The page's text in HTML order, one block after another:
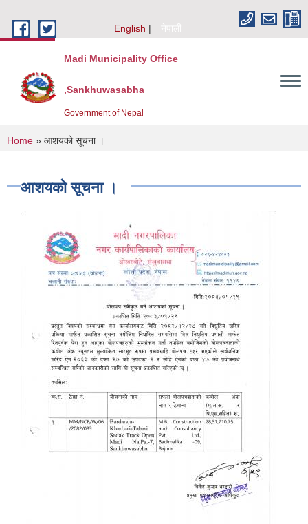
English
नेपाली
Madi Municipality Office
,Sankhuwasabha
Government of Nepal
You are here
Home » आशयको सूचना ।
आशयको सूचना ।